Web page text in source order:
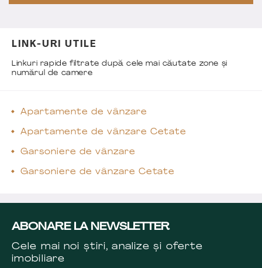
LINK-URI UTILE
Linkuri rapide filtrate după cele mai căutate zone și
numărul de camere
Apartamente de vânzare
Apartamente de vânzare Cetate
Garsoniere de vânzare
Garsoniere de vânzare Cetate
ABONARE LA NEWSLETTER
Cele mai noi știri, analize și oferte
imobiliare